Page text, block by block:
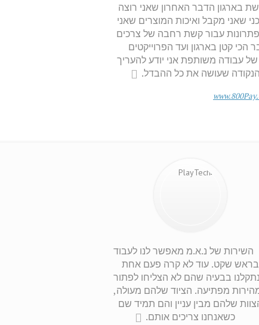
בארגון הדבר האחרון שאני רוצה
שאני מקבל ואיכות המוצרים שאני
עבור קשת רחבה של צרכים
קטן בארגון ועד הפרוייקטים
עבודה משותפת אני יודע להעריך
הנקודה שעושה את כל ההבדל.
השירות של נ.א.מ מאפשר לנו לעבוד
בראש שקט. עוד לא קרה פעם אחת
בבעיה שהם לא הצליחו לפתור
מפתיעה. הציוד שלהם מעולה,
שלהם מבין עניין והם תמיד שם
כשאנחנו צריכים אותם.